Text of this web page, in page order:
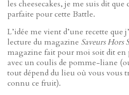
les cheesecakes, je me suis dit que
parfaite pour cette Battle.
L’idée me vient d’une recette que
lecture du magazine Saveurs Hors
magazine fait pour moi soit dit en
avec un coulis de pomme-liane
tout dépend du lieu où vous vous
connu ce fruit).